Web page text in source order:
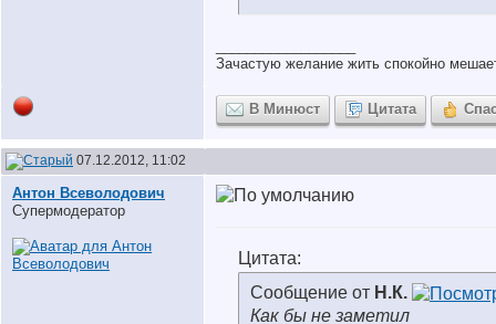
Зачастую желание жить спокойно
В Минюст Цитата
07.12.2012, 11:02
Антон Всеволодович
Супермодератор
Цитата:
Сообщение от Н.К.
Как бы не заметил